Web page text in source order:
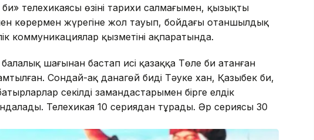
би» телехикаясы өзінің тарихи салмағымен, қызықты
көрермен жүрегіне жол тауып, бойдағы отаншылдық
коммуникациялар қызметінің ақпаратында.
шағынан бастап исі қазаққа Төле би атанған
Сондай-ақ данагөй бидің Тәуке хан, Қазыбек би,
секілді замандастарымен бірге елдік
Телехикая 10 сериядан тұрады. Әр сериясы 30